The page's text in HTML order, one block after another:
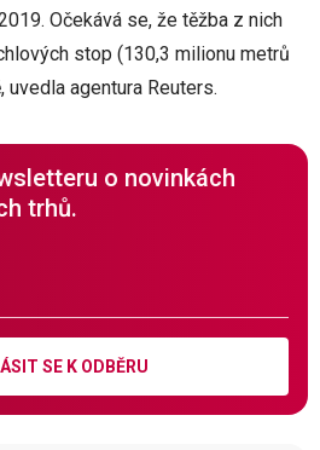
Očekává se, že těžba z nich
stop (130,3 milionu metrů
uvedla agentura Reuters.
o novinkách
trhů.
SE K ODBĚRU